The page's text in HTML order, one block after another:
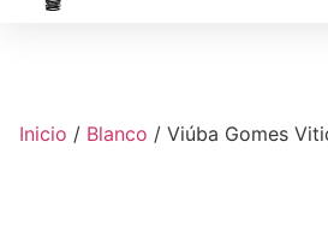
Inicio / Blanco / Viúba Gomes